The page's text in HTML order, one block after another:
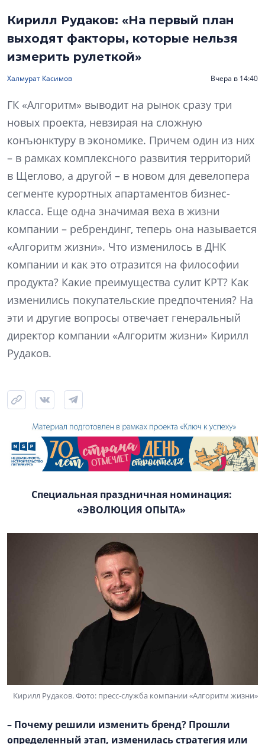
Кирилл Рудаков: «На первый план
выходят факторы, которые нельзя
измерить рулеткой»
Халмурат Касимов Вчера в 14:40
ГК «Алгоритм» выводит на рынок сразу три
новых проекта, невзирая на сложную
конъюнктуру в экономике. Причем один из них
– в рамках комплексного развития территорий
в Щеглово, а другой – в новом для девелопера
сегменте курортных апартаментов бизнес-
класса. Еще одна значимая веха в жизни
компании – ребрендинг, теперь она называется
«Алгоритм жизни». Что изменилось в ДНК
компании и как это отразится на философии
продукта? Какие преимущества сулит КРТ? Как
изменились покупательские предпочтения? На
эти и другие вопросы отвечает генеральный
директор компании «Алгоритм жизни» Кирилл
Рудаков.
Специальная праздничная номинация:
«ЭВОЛЮЦИЯ ОПЫТА»
Кирилл Рудаков. Фото: пресс-служба компании «Алгоритм жизни»
– Почему решили изменить бренд? Прошли
определенный этап, изменилась стратегия или